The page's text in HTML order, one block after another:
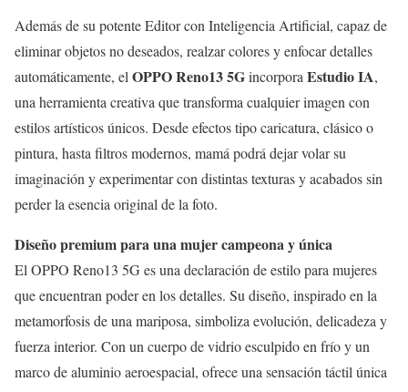
Además de su potente Editor con Inteligencia Artificial, capaz de
eliminar objetos no deseados, realzar colores y enfocar detalles
automáticamente, el OPPO Reno13 5Gincorpora Estudio IA,
una herramienta creativa que transforma cualquier imagen con
estilos artísticos únicos. Desde efectos tipo caricatura, clásico o
pintura, hasta filtros modernos, mamá podrá dejar volar su
imaginación y experimentar con distintas texturas y acabados sin
perder la esencia original de la foto.
Diseño premium para una mujer campeona y única
El OPPO Reno13 5G es una declaración de estilo para mujeres
que encuentran poder en los detalles. Su diseño, inspirado en la
metamorfosis de una mariposa, simboliza evolución, delicadeza y
fuerza interior. Con un cuerpo de vidrio esculpido en frío y un
marco de aluminio aeroespacial, ofrece una sensación táctil única